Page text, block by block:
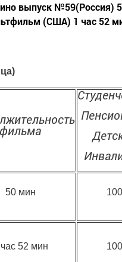
выпуск №59(Россия)
(США) 1 час 52
фильма
50 мин 100
52 мин 100